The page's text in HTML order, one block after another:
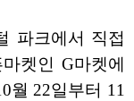
파크에서 직접
켓인 G마켓에
월 22일부터 11